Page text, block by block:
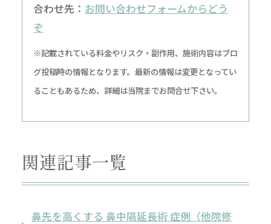
合わせ先： お問い合わせフォームからどう
ぞ
※記載されている料金やリスク・副作用、施術内容はブロ
グ投稿時の情報となります。最新の情報は変更となってい
ることもあるため、詳細は当院までお問合せ下さい。
関連記事一覧
鼻先を高くする 鼻中隔延長術 症例（他院修